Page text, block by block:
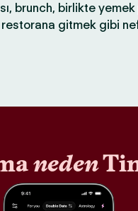
brunch, birlikte
gitmek gibi
neden